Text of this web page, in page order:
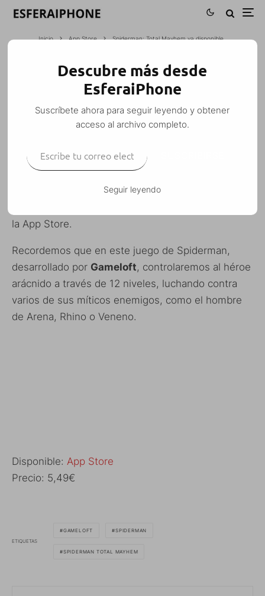
Inicio App Store Spiderman: Total Mayhem ya disponible
SPIDERMAN: TOTAL MAYHEM YA
DISPONIBLE
M. Alejandro W. García Fuentes (Esfera) ·
iPhone iPod Touch Juegos · 1 septiembre, 2010
la App Store.
Recordemos que en este juego de Spiderman,
desarrollado por Gameloft, controlaremos al héroe
arácnido a través de 12 niveles, luchando contra
varios de sus míticos enemigos, como el hombre
de Arena, Rhino o Veneno.
Disponible: App Store
Precio: 5,49€
ETIQUETAS
GAMELOFT SPIDERMAN
SPIDERMAN TOTAL MAYHEM
Descubre más desde
EsferaiPhone
Suscríbete ahora para seguir leyendo y obtener
acceso al archivo completo.
Seguir leyendo